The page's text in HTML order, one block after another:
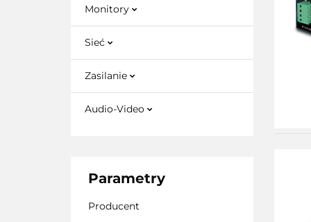
Monitory
Sieć
Zasilanie
Audio-Video
Parametry
Producent